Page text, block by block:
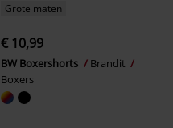
Grote maten
€ 10,99
BW Boxershorts
Brandit
Boxers